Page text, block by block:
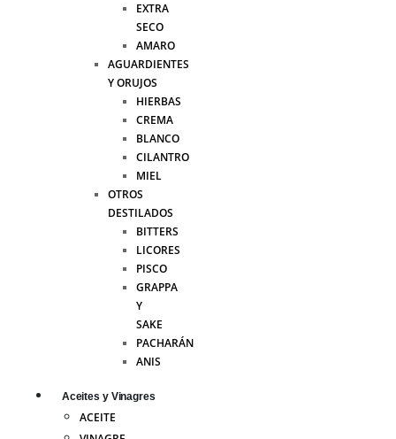
EXTRA
SECO
AMARO
AGUARDIENTES
Y ORUJOS
HIERBAS
CREMA
BLANCO
CILANTRO
MIEL
OTROS
DESTILADOS
BITTERS
LICORES
PISCO
GRAPPA
Y
SAKE
PACHARÁN
ANIS
Aceites y Vinagres
ACEITE